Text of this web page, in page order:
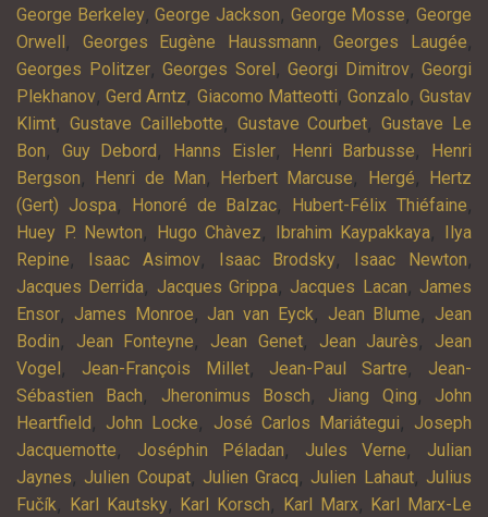
George Berkeley,George Jackson, George Mosse,George
Orwell , Georges Eugène Haussmann,Georges Laugée,
Georges Politzer, Georges Sorel , Georgi Dimitrov, Georgi
Plekhanov,Gerd Arntz, Giacomo Matteotti, Gonzalo,Gustav
Klimt, Gustave Caillebotte, Gustave Courbet,Gustave Le
Bon, Guy Debord , Hanns Eisler, Henri Barbusse,
Henri
Bergson, Henri de Man, Herbert Marcuse, Hergé,
Hertz
(Gert) Jospa, Honoré de Balzac, Hubert-Félix Thiéfaine,
Huey P. Newton, Hugo Chàvez, Ibrahim Kaypakkaya,
Ilya
Repine, Isaac Asimov, Isaac Brodsky, Isaac Newton,
Jacques Derrida, Jacques Grippa, Jacques Lacan, James
Ensor, James Monroe, Jan van Eyck, Jean Blume, Jean
Bodin, Jean Fonteyne, Jean Genet, Jean Jaurès, Jean
Vogel , Jean-François Millet, Jean-Paul Sartre, Jean-
Sébastien Bach, Jheronimus Bosch, Jiang Qing, John
Heartfield , John Locke, José Carlos Mariátegui, Joseph
Jacquemotte, Joséphin Péladan, Jules Verne, Julian
Jaynes, Julien Coupat, Julien Gracq, Julien Lahaut, Julius
Fučík, Karl Kautsky, Karl Korsch, Karl Marx, Karl Marx-Le